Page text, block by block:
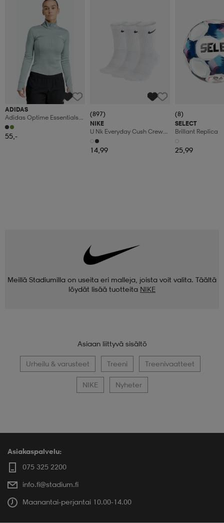
ADIDAS
Adidas Optime Essentials
Jacka Med Hel Dragkedja
55,-
(897)
NIKE
U Nk Everyday Cush Crew
3pr
14,99
(8)
SELECT
Brillant Replica
25,99
Meillä Stadiumilla on useita eri malleja, joista voit valita. Täältä
löydät lisää tuotteita NIKE
Asiaan liittyvä sisältö
Urheilu & varusteet Treeni Treenivaatteet
NIKE Nyheter
Asiakaspalvelu:
075 325 2200
info.fi@stadium.fi
Maanantai-perjantai 10.00-14.00